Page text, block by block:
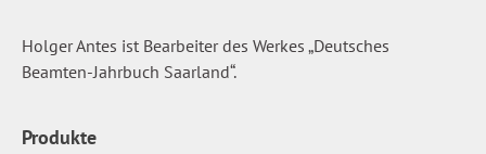
Holger Antes ist Bearbeiter des Werkes „Deutsches
Beamten-Jahrbuch Saarland“.
Produkte